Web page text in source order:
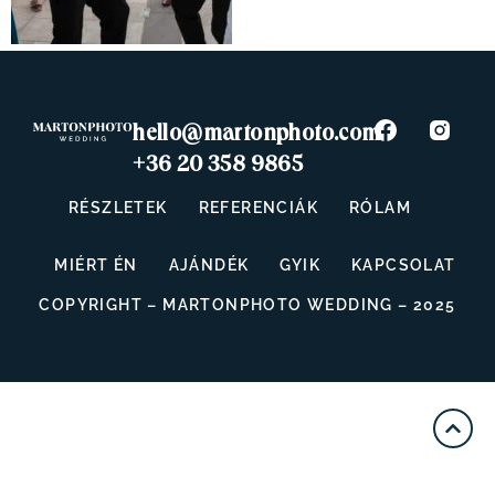
hello@martonphoto.com
+36 20 358 9865
RÉSZLETEK REFERENCIÁK RÓLAM
MIÉRT ÉN AJÁNDÉK GYIK KAPCSOLAT
COPYRIGHT – MARTONPHOTO WEDDING – 2025